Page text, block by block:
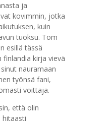
ja
kovimmin, jotka
kuin
tuoksu. Tom
esillä tässä
finlandia kirja​ vievä
nauramaan
työnsä fani,
voittaja.
että olin
hitaasti